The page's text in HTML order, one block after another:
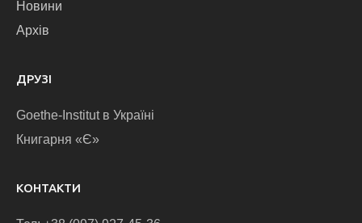
Новини
Архів
ДРУЗІ
Goethe-Institut в Україні
Книгарня «Є»
КОНТАКТИ